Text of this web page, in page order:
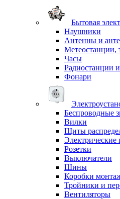
Бытовая
Наушники
Антенны и
Метеостанции,
Часы
Радиостанции
Фонари
Беспроводные
Вилки
Щиты
Электрические
Розетки
Выключатели
Шины
Коробки
Тройники и
Вентиляторы